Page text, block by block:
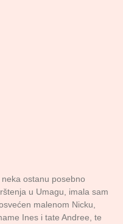
ostanu posebno
u Umagu, imala sam
malenom Nicku,
Ines i tate Andree, te